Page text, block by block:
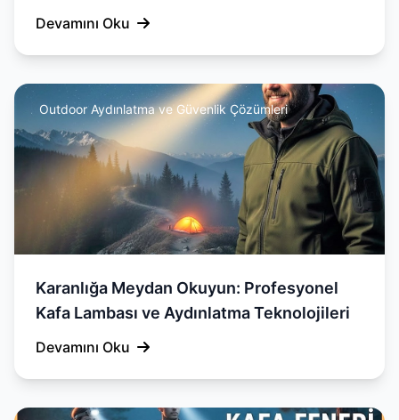
Devamını Oku
Outdoor Aydınlatma ve Güvenlik Çözümleri
Karanlığa Meydan Okuyun: Profesyonel
Kafa Lambası ve Aydınlatma Teknolojileri
Devamını Oku